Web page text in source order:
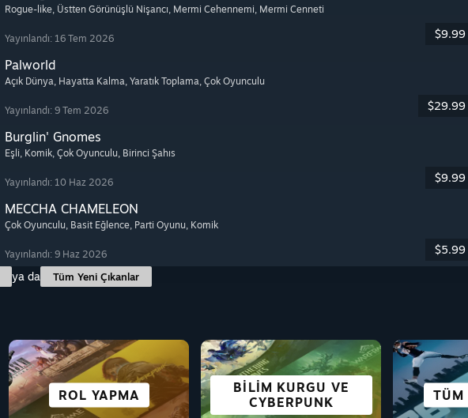
Rogue-like, Üstten Görünüşlü Nişancı, Mermi Cehennemi, Mermi Cenneti
Yayınlandı: 16 Tem 2026 $9.99
Palworld
Açık Dünya, Hayatta Kalma, Yaratık Toplama, Çok Oyunculu
Yayınlandı: 9 Tem 2026 $29.99
Burglin' Gnomes
Eşli, Komik, Çok Oyunculu, Birinci Şahıs
Yayınlandı: 10 Haz 2026 $9.99
MECCHA CHAMELEON
Çok Oyunculu, Basit Eğlence, Parti Oyunu, Komik
Yayınlandı: 9 Haz 2026
$5.99
ya da Tüm Yeni Çıkanlar
ROL YAPMA
BILIM KURGU VE
CYBERPUNK
TÜM
AKSIYON EŞLI
STRATEJI SIMÜLASYON
MACERA KORKU